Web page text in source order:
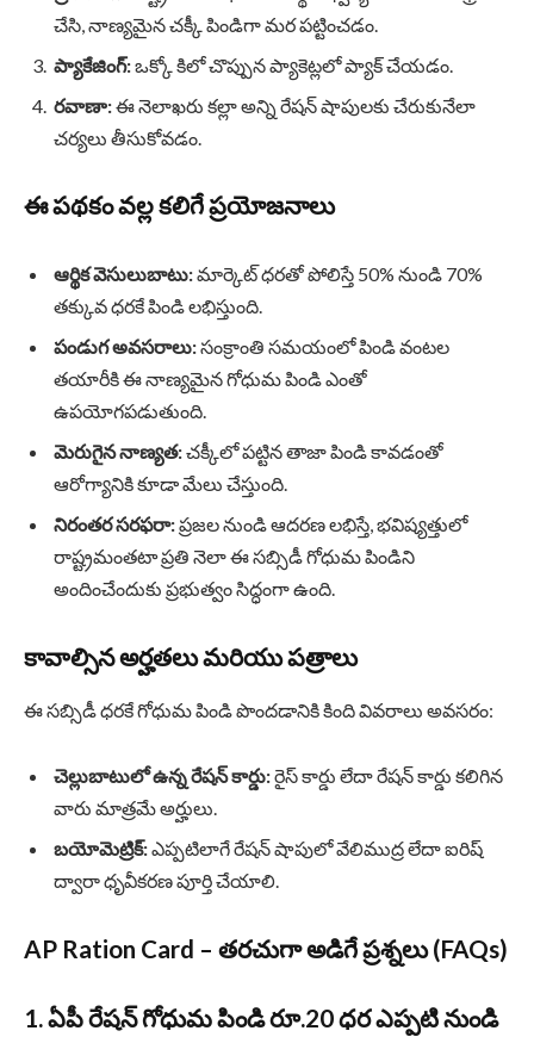
చేసి, నాణ్యమైన చక్కీ పిండిగా మర పట్టించడం.
ప్యాకేజింగ్:ఒక్కో కిలో చొప్పున ప్యాకెట్లలో ప్యాక్ చేయడం.
రవాణా:ఈ నెలాఖరు కల్లా అన్ని రేషన్ షాపులకు చేరుకునేలా
చర్యలు తీసుకోవడం.
ఈ పథకం వల్ల కలిగే ప్రయోజనాలు
ఆర్థిక వెసులుబాటు:మార్కెట్ ధరతో పోలిస్తే 50% నుండి 70%
తక్కువ ధరకే పిండి లభిస్తుంది.
పండుగ అవసరాలు:సంక్రాంతి సమయంలో పిండి వంటల
తయారీకి ఈ నాణ్యమైన గోధుమ పిండి ఎంతో
ఉపయోగపడుతుంది.
మెరుగైన నాణ్యత:చక్కీలో పట్టిన తాజా పిండి కావడంతో
ఆరోగ్యానికి కూడా మేలు చేస్తుంది.
నిరంతర సరఫరా:ప్రజల నుండి ఆదరణ లభిస్తే, భవిష్యత్తులో
రాష్ట్రమంతటా ప్రతి నెలా ఈ సబ్సిడీ గోధుమ పిండిని
అందించేందుకు ప్రభుత్వం సిద్ధంగా ఉంది.
కావాల్సిన అర్హతలు మరియు పత్రాలు
ఈ సబ్సిడీ ధరకే గోధుమ పిండి పొందడానికి కింది వివరాలు అవసరం:
చెల్లుబాటులో ఉన్న రేషన్ కార్డు:రైస్ కార్డు లేదా రేషన్ కార్డు కలిగిన
వారు మాత్రమే అర్హులు.
బయోమెట్రిక్:ఎప్పటిలాగే రేషన్ షాపులో వేలిముద్ర లేదా ఐరిష్
ద్వారా ధృవీకరణ పూర్తి చేయాలి.
AP Ration Card – తరచుగా అడిగే ప్రశ్నలు (FAQs)
1. ఏపీ రేషన్ గోధుమ పిండి రూ.20 ధర ఎప్పటి నుండి